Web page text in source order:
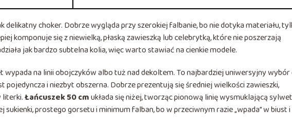
delikatny choker. Dobrze wygląda przy szerokiej falbanie, bo nie dotyka materiału,
komponuje się z niewielką, płaską zawieszką lub celebrytką, które nie poszerzają
jak bardzo subtelna kolia, więc warto stawiać na cienkie modele.
wypada na linii obojczyków albo tuż nad dekoltem. To najbardziej uniwersyjny wybór
pojedyncza i niezbyt obszerna. Dobrze prezentują się średniej wielkości zawieszki,
literki.Łańcuszek 50 cmukłada się niżej, tworząc pionową linię wysmuklającą
sukienki, prostego gorsetu i minimum falban, bo w przeciwnym razie „wpada” w biust i